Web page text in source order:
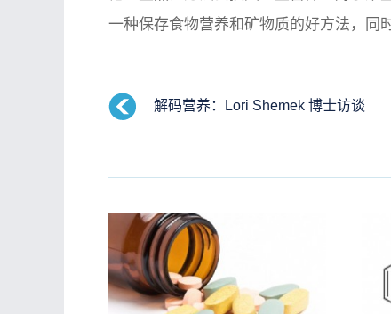
一种保存食物营养和矿物质的好方法，同
解码营养：Lori Shemek 博士访谈